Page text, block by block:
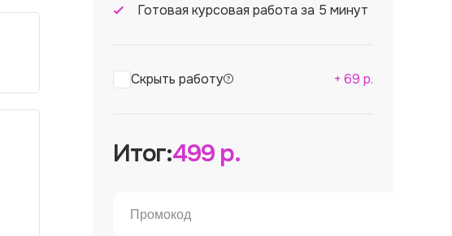
Готовая курсовая работа за 5 минут
Скрыть работу + 69 р.
Итог:499р.